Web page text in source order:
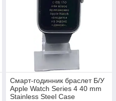
Смарт-годинник браслет Б/У
Apple Watch Series 4 40 mm
Stainless Steel Case